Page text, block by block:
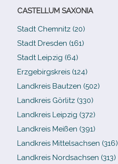
CASTELLUM SAXONIA
Stadt Chemnitz (20)
Stadt Dresden (161)
Stadt Leipzig (64)
Erzgebirgskreis (124)
Landkreis Bautzen (502)
Landkreis Görlitz (330)
Landkreis Leipzig (372)
Landkreis Meißen (391)
Landkreis Mittelsachsen (316)
Landkreis Nordsachsen (313)